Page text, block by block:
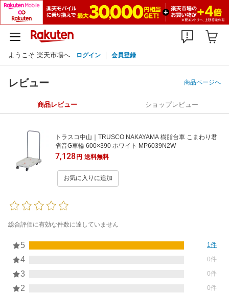
ようこそ 楽天市場へ ログイン 会員登録
レビュー 商品ページへ
商品レビュー ショップレビュー
トラスコ中山｜TRUSCO NAKAYAMA 樹脂台車 こまわり君
省音G車輪 600×390 ホワイト MP6039N2W
7,128円 送料無料
お気に入りに追加
総合評価に有効な件数に達していません
5 1件
4 0件
3 0件
2 0件